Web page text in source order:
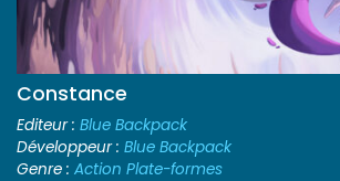
Constance
Editeur : Blue Backpack
Développeur : Blue Backpack
Genre : Action Plate-formes